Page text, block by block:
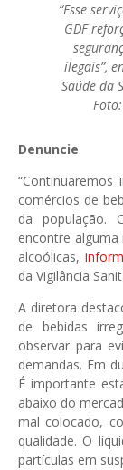
“Esse
GDF
ilegais”,
Saúde da
Denuncie
comércios de
da população.
encontre alguma
alcoólicas,
da Vigilância
A diretora
de bebidas
observar para
demandas. Em
É importante
abaixo do
mal colocado,
qualidade. O
partículas em